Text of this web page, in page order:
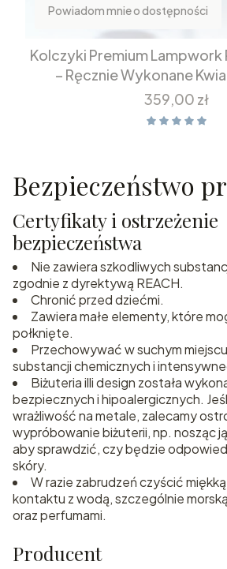
Powiadom mnie o dostępności
Kolczyki Premium Lampwork
– Ręcznie Wykonane
Artystycznego | Ślubne
Szlachetna
Cena
359,00 zł
Bezpieczeństwo
Certyfikaty i ostrzeżenie
bezpieczeństwa
Nie zawiera szkodliwych
zgodnie z dyrektywą REACH.
Chronić przed dziećmi.
Zawiera małe elementy, które
połknięte.
Przechowywać w suchym
substancji chemicznych i
Biżuteria illi design została
bezpiecznych i hipoalergicznych.
wrażliwość na metale, zalecamy
wypróbowanie biżuterii, np. nosząc
aby sprawdzić, czy będzie
skóry.
W razie zabrudzeń czyścić
kontaktu z wodą, szczególnie
oraz perfumami.
Producent